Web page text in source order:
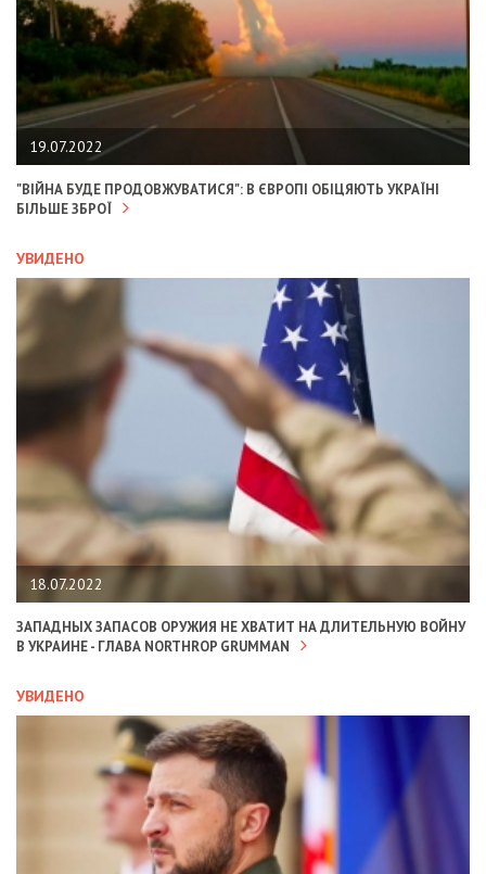
19.07.2022
"ВІЙНА БУДЕ ПРОДОВЖУВАТИСЯ": В ЄВРОПІ ОБІЦЯЮТЬ УКРАЇНІ
БІЛЬШЕ ЗБРОЇ
УВИДЕНО
18.07.2022
ЗАПАДНЫХ ЗАПАСОВ ОРУЖИЯ НЕ ХВАТИТ НА ДЛИТЕЛЬНУЮ ВОЙНУ
В УКРАИНЕ - ГЛАВА NORTHROP GRUMMAN
УВИДЕНО